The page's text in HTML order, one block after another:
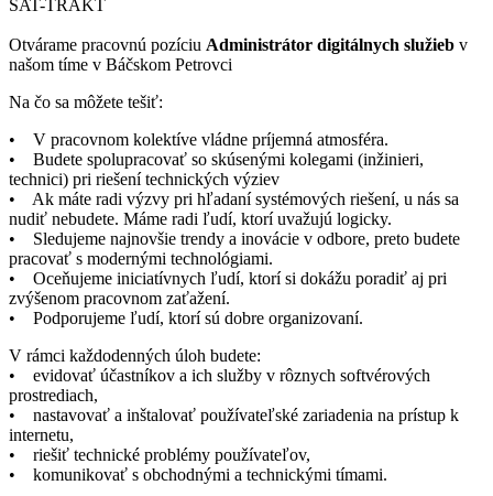
SAT-TRAKT
Otvárame pracovnú pozíciu Administrátor digitálnych služieb v
našom tíme v Báčskom Petrovci
Na čo sa môžete tešiť:
• V pracovnom kolektíve vládne príjemná atmosféra.
• Budete spolupracovať so skúsenými kolegami (inžinieri,
technici) pri riešení technických výziev
• Ak máte radi výzvy pri hľadaní systémových riešení, u nás sa
nudiť nebudete. Máme radi ľudí, ktorí uvažujú logicky.
• Sledujeme najnovšie trendy a inovácie v odbore, preto budete
pracovať s modernými technológiami.
• Oceňujeme iniciatívnych ľudí, ktorí si dokážu poradiť aj pri
zvýšenom pracovnom zaťažení.
• Podporujeme ľudí, ktorí sú dobre organizovaní.
V rámci každodenných úloh budete:
• evidovať účastníkov a ich služby v rôznych softvérových
prostrediach,
• nastavovať a inštalovať používateľské zariadenia na prístup k
internetu,
• riešiť technické problémy používateľov,
• komunikovať s obchodnými a technickými tímami.